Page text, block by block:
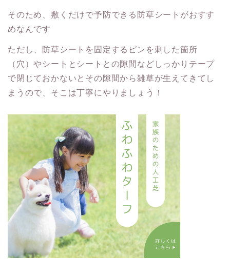
そのため、敷くだけで予防できる防草シートがおすす
めなんです
ただし、防草シートを固定するピンを刺した箇所
（穴）やシートとシートとの隙間などしっかりテープ
で閉じておかないとその隙間から雑草が生えてきてし
まうので、そこは丁寧にやりましょう！